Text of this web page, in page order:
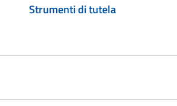
Strumenti di tutela